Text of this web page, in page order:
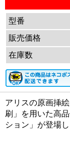
型番
販売価格
在庫数
アリスの原画挿
刷」を用いた高
ション」が登場し